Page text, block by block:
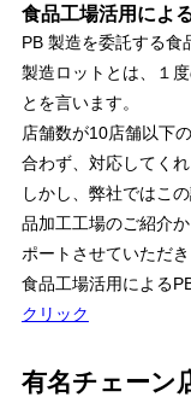
食品工場活用によ
PB 製造を委託する食
製造ロットとは、１
とを言います。
店舗数が10店舗以下
合わず、対応してく
しかし、弊社ではこ
品加工工場のご紹介
ポートさせていただき
食品工場活用による
クリック
有名チェーン